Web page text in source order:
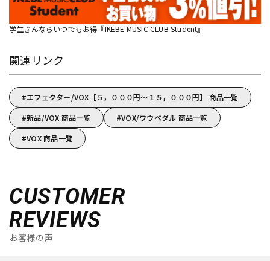
学生さんならいつでもお得『IKEBE MUSIC CLUB Student』
関連リンク
エフェクター/VOX【５，０００円～１５，０００円】 商品一覧
新品/VOX 商品一覧
VOX/ワウペダル 商品一覧
VOX 商品一覧
CUSTOMER
REVIEWS
お客様の声